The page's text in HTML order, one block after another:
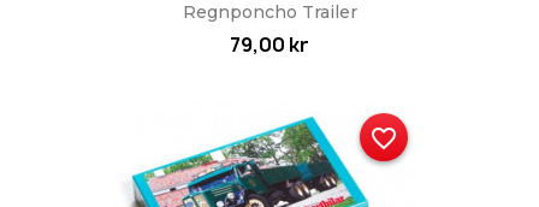
Regnponcho Trailer
79,00 kr
favorite_border